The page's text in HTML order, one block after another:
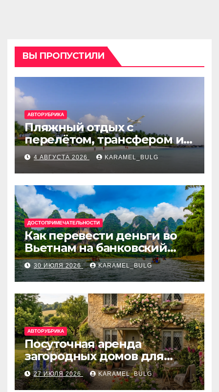
ВЫ ПРОПУСТИЛИ
АВТОРУБРИКА
Пляжный отдых с
перелётом, трансфером и
отелем на Мальдивах, в
Турции, Греции, Таиланде
и Европе
4 АВГУСТА 2026 KARAMEL_BULG
ДОСТОПРИМЕЧАТЕЛЬНОСТИ
Как перевести деньги во
Вьетнам на банковский
счёт: VietcomBank, BIDV,
Techcombank и другие
банки
30 ИЮЛЯ 2026 KARAMEL_BULG
АВТОРУБРИКА
Посуточная аренда
загородных домов для
отдыха
27 ИЮЛЯ 2026 KARAMEL_BULG